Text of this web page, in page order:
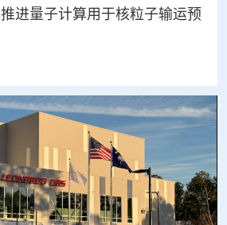
进量子计算用于核粒子输运预